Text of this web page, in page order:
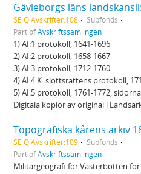
Gävleborgs läns
SE Q Avskrifter:108
Subfonds
Part ofAvskriftssamlingen
1) AI:1 protokoll, 1641-1696
2) AI:2 protokoll, 1658-1667
3) AI:3 protokoll, 1712-1760
4) AI:4 K. slottsrättens protokoll,
5) AI:5 protokoll, 1761-1772,
Digitala kopior av original i
Topografiska kårens arkiv
SE Q Avskrifter:109
Subfonds
Part ofAvskriftssamlingen
Militärgeografi för Västerbotten för